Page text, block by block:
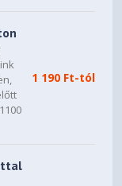
1 190 Ft-tól